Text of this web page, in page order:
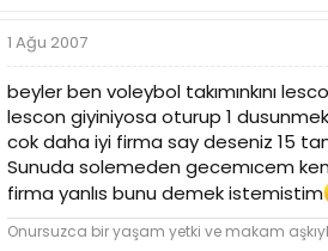
1 Ağu 2007
beyler ben voleybol takımınkını
lescon giyiniyosa oturup 1
cok daha iyi firma say deseniz 15
Sunuda solemeden gecemıcem
firma yanlıs bunu demek istemistim
Onursuzca bir yaşam yetki ve makam